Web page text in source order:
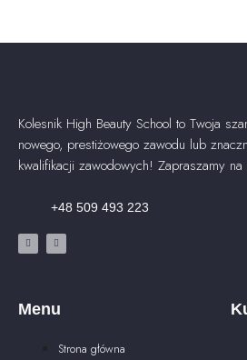
Kolesnik High Beauty School to Twoja
nowego, prestiżowego zawodu lub
kwalifikacji zawodowych! Zapraszamy na
+48 509 493 223
Menu
Strona główna